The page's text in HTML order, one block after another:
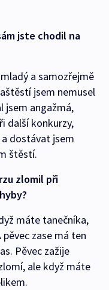
jste chodil na
a samozřejmě
jsem nemusel
jsem angažmá,
další konkurzy,
dostávat jsem
štěstí.
zlomil při
máte tanečníka,
zase má ten
Pěvec zažije
ale když máte